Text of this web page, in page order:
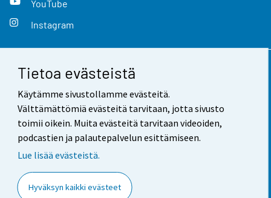
Tietoa evästeistä
Käytämme sivustollamme evästeitä.
Välttämättömiä evästeitä tarvitaan, jotta sivusto
toimii oikein. Muita evästeitä tarvitaan videoiden,
podcastien ja palautepalvelun esittämiseen.
Lue lisää evästeistä.
Hyväksyn kaikki evästeet
YouTube
Instagram
Yhteystiedot
Palaute
Käyttöehdot
Saavutettavuus